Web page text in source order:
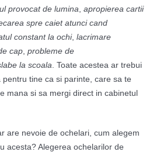
provocat de lumina apropierea cartii
spre caiet atunci cand
constant la ochi, lacrimare
cap probleme de
la scoala . Toate acestea ar trebui
tine ca si parinte, care sa te
mana si sa mergi direct in cabinetul
are nevoie de ochelari, cum alegem
acesta? Alegerea ochelarilor de